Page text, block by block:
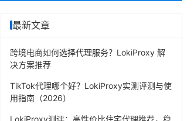
最新文章
跨境电商如何选择代理服务？LokiProxy 解
决方案推荐
TikTok代理哪个好？LokiProxy实测评测与使
用指南（2026）
LokiProxy测评：高性价比住宅代理推荐，稳